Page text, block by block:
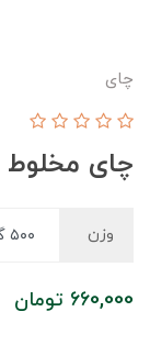
چای
چای مخلوط
وزن
660,000 تومان